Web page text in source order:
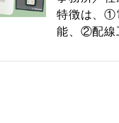
特徴は、①
能、②配線